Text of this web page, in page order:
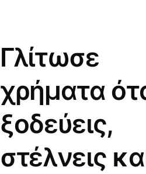
Γλίτωσε
χρήματα
ξοδεύεις,
στέλνεις